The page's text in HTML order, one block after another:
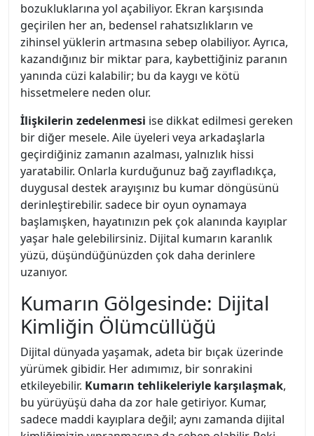
bozukluklarına yol açabiliyor. Ekran karşısında
geçirilen her an, bedensel rahatsızlıkların ve
zihinsel yüklerin artmasına sebep olabiliyor. Ayrıca,
kazandığınız bir miktar para, kaybettiğiniz paranın
yanında cüzi kalabilir; bu da kaygı ve kötü
hissetmelere neden olur.
İlişkilerin zedelenmesi ise dikkat edilmesi gereken
bir diğer mesele. Aile üyeleri veya arkadaşlarla
geçirdiğiniz zamanın azalması, yalnızlık hissi
yaratabilir. Onlarla kurduğunuz bağ zayıfladıkça,
duygusal destek arayışınız bu kumar döngüsünü
derinleştirebilir. sadece bir oyun oynamaya
başlamışken, hayatınızın pek çok alanında kayıplar
yaşar hale gelebilirsiniz. Dijital kumarın karanlık
yüzü, düşündüğünüzden çok daha derinlere
uzanıyor.
Kumarın Gölgesinde: Dijital
Kimliğin Ölümcüllüğü
Dijital dünyada yaşamak, adeta bir bıçak üzerinde
yürümek gibidir. Her adımımız, bir sonrakini
etkileyebilir. Kumarın tehlikeleriyle karşılaşmak,
bu yürüyüşü daha da zor hale getiriyor. Kumar,
sadece maddi kayıplara değil; aynı zamanda dijital